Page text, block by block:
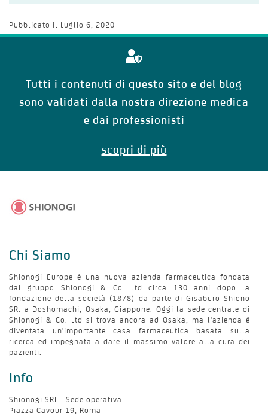
Pubblicato il Luglio 6, 2020
Tutti i contenuti di questo sito e del blog
sono validati dalla nostra direzione medica
e dai professionisti
scopri di più
Chi Siamo
Shionogi Europe è una nuova azienda farmaceutica fondata
dal gruppo Shionogi & Co. Ltd circa 130 anni dopo la
fondazione della società (1878) da parte di Gisaburo Shiono
SR. a Doshomachi, Osaka, Giappone. Oggi la sede centrale di
Shionogi & Co. Ltd si trova ancora ad Osaka, ma l'azienda è
diventata un'importante casa farmaceutica basata sulla
ricerca ed impegnata a dare il massimo valore alla cura dei
pazienti.
Info
Shionogi SRL - Sede operativa
Piazza Cavour 19, Roma